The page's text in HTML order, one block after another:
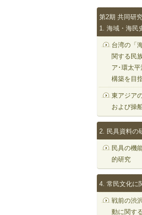
第2期 共同研
1. 海域・海民
台湾の「
関する民
ア･環太
構築を目
東アジア
および操
2. 民具資料の
民具の機
的研究
4. 常民文化に
戦前の渋
動に関す